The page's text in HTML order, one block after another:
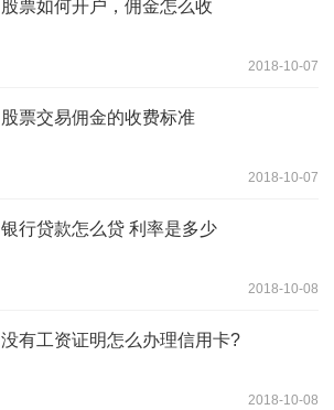
股票如何开户，佣金怎么收
2018-10-07
股票交易佣金的收费标准
2018-10-07
银行贷款怎么贷 利率是多少
2018-10-08
没有工资证明怎么办理信用卡?
2018-10-08